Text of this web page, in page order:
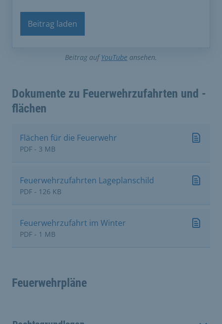
Beitrag laden
Beitrag aufYouTube ansehen.
Dokumente zu Feuerwehrzufahrten und -
flächen
Flächen für die Feuerwehr
PDF - 3 MB
Feuerwehrzufahrten Lageplanschild
PDF - 126 KB
Feuerwehrzufahrt im Winter
PDF - 1 MB
Feuerwehrpläne